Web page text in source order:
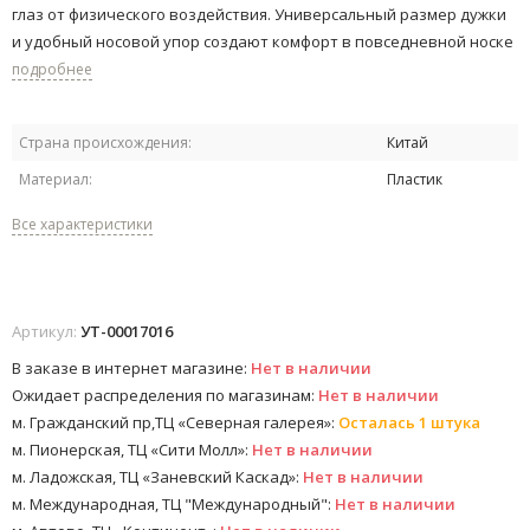
глаз от физического воздействия. Универсальный размер дужки
и удобный носовой упор создают комфорт в повседневной носке ​
подробнее
Страна происхождения:
Китай
Материал:
Пластик
Все характеристики
Артикул: УТ-00017016
В заказе в интернет магазине: Нет в наличии
Ожидает распределения по магазинам: Нет в наличии
м. Гражданский пр,ТЦ «Северная галерея»: Осталась 1 штука
м. Пионерская, ТЦ «Сити Молл»: Нет в наличии
м. Ладожская, ТЦ «Заневский Каскад»: Нет в наличии
м. Международная, ТЦ "Международный": Нет в наличии